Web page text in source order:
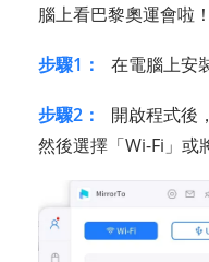
腦上看巴黎奧運會啦！
步驟1： 在電腦上安
步驟2：
開啟程式後
然後選擇「Wi-Fi」或